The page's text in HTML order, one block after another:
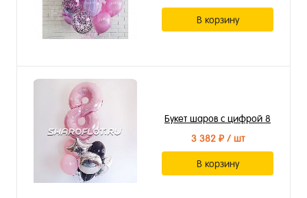
В корзину
Букет шаров с цифрой 8
3 382 ₽/ шт
В корзину